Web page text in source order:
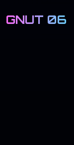
GNUT 06